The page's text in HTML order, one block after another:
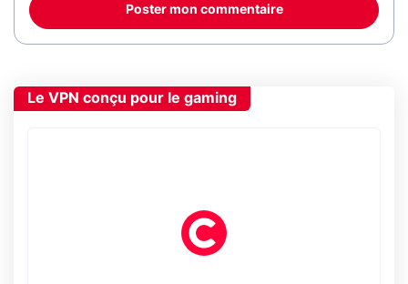
Poster mon commentaire
Le VPN conçu pour le gaming